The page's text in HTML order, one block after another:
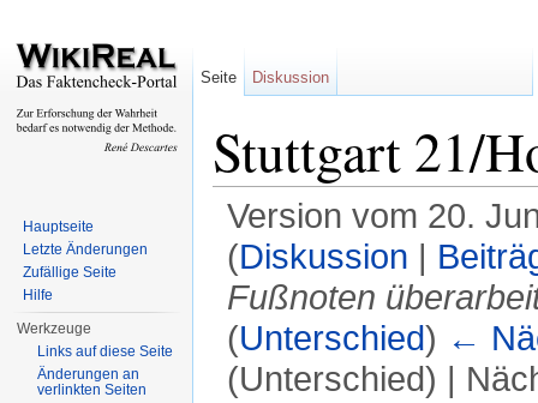
Stuttgart 21/
Version vom 20.
(Diskussion |
Fußnoten
(Unterschied) ←
(Unterschied) |
Seite Diskussion
Hauptseite
Letzte Änderungen
Zufällige Seite
Hilfe
Werkzeuge
Links auf diese Seite
Änderungen an
verlinkten Seiten